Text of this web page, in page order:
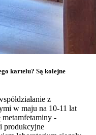
kartelu? Są kolejne
z
w maju na 10-11 lat
-
produkcyjne